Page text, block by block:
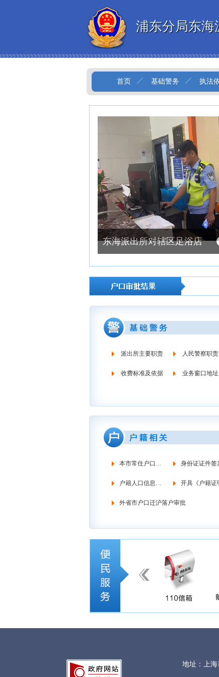
浦东分局东海
首页 基础警务 执法
东海派出所对辖区足浴店进行检查
派出所主要职责
收费标准及依据
本市常住户口管理 身份证证件签
户籍人口信息调查 开具《户籍证
外省市户口迁沪落户审批
地址：上海